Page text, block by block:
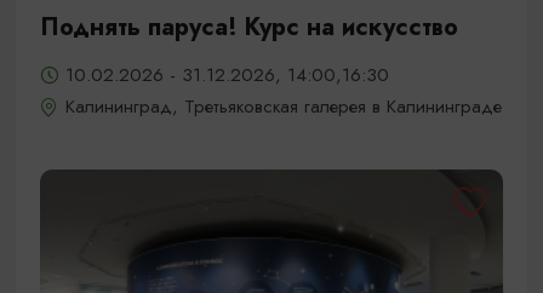
Поднять паруса! Курс на искусство
10.02.2026 - 31.12.2026, 14:00,16:30
Калининград, Третьяковская галерея в Калининграде